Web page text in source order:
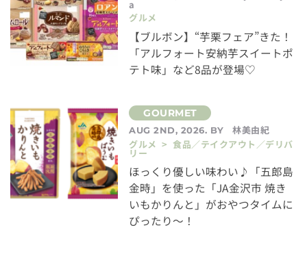
a
グルメ
【ブルボン】“芋栗フェア”きた！
「アルフォート安納芋スイートポ
テト味」など8品が登場♡
AUG 2ND, 2026. BY
林美由紀
グルメ > 食品／テイクアウト／デリバ
リー
ほっくり優しい味わい♪「五郎島
金時」を使った「JA金沢市 焼き
いもかりんと」がおやつタイムに
ぴったり～！